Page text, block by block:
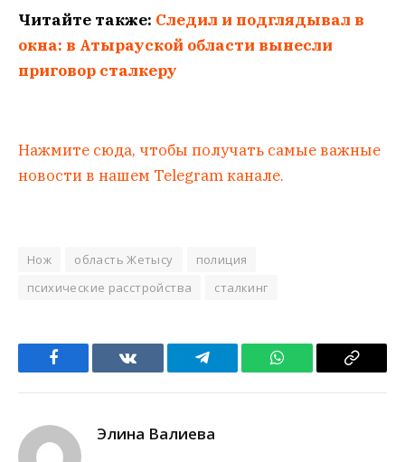
Читайте также: Следил и подглядывал в
окна: в Атырауской области вынесли
приговор сталкеру
Нажмите сюда, чтобы получать самые важные
новости в нашем Telegram канале.
Нож область Жетысу
полиция
психические расстройства
сталкинг
Facebook VKontakteTelegram WhatsApp Copy
Элина Валиева